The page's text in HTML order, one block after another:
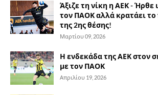
Άξιζε τη νίκη η ΑΕΚ - Ήρθε
τον ΠΑΟΚ αλλά κρατάει
της 2ης θέσης!
Μαρτίου 09, 2026
Η ενδεκάδα της ΑΕΚ στον
με τον ΠΑΟΚ
Απριλίου 19, 2026